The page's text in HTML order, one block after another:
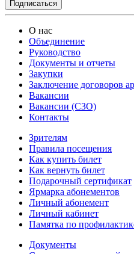
О нас
Объединение
Руководство
Документы и отчеты
Закупки
Заключение договоров
Вакансии
Вакансии (СЗО)
Контакты
Зрителям
Правила посещения
Как купить билет
Как вернуть билет
Подарочный сертификат
Ярмарка абонементов
Личный абонемент
Личный кабинет
Памятка по
Документы